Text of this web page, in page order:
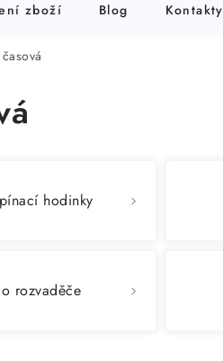
zboží Blog Kontakty
časová
hodinky
rozvaděče